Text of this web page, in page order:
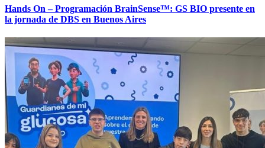
Hands On – Programación BrainSense™: GS BIO presente en
la jornada de DBS en Buenos Aires